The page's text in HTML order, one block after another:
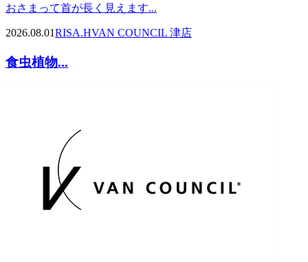
おさまって首が長く見えます...
2026.08.01RISA.HVAN COUNCIL 津店
食虫植物...